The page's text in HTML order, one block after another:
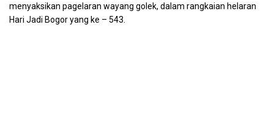
menyaksikan pagelaran wayang golek, dalam rangkaian helaran
Hari Jadi Bogor yang ke – 543.